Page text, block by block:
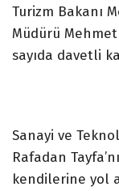
Turizm Bakanı
Müdürü Mehmet
sayıda davetli
Sanayi ve
Rafadan
kendilerine yol